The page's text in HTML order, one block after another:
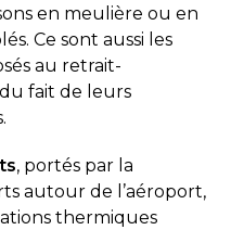
en meulière ou en
Ce sont aussi les
au retrait-
fait de leurs
, portés par la
autour de l’aéroport,
thermiques